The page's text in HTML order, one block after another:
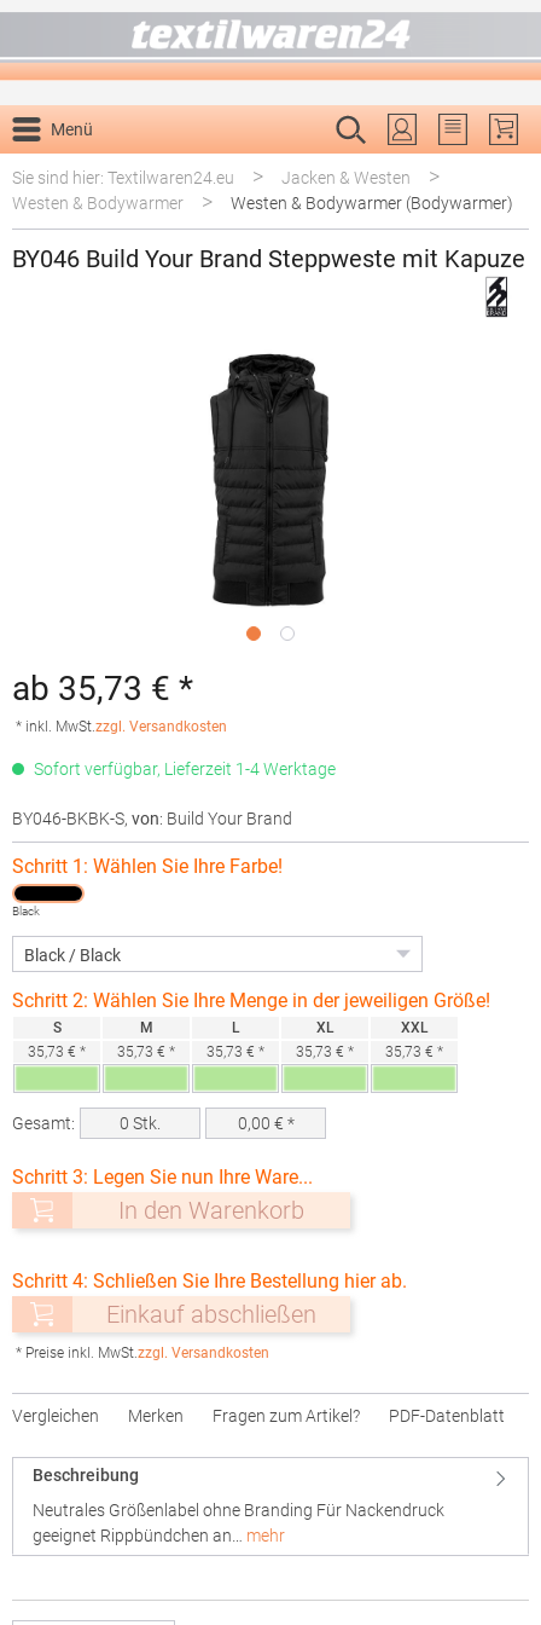
Menü
Du hast 0
Sie sind hier: Textilwaren24.eu
> Jacken & Westen >
Westen & Bodywarmer > Westen & Bodywarmer (Bodywarmer)
BY046 Build Your Brand Steppweste mit Kapuze
ab 35,73 € *
* inkl. MwSt.zzgl. Versandkosten
Sofort verfügbar, Lieferzeit 1-4 Werktage
BY046-BKBK-S, von: Build Your Brand
Schritt 1: Wählen Sie Ihre Farbe!
Black
Schritt 2: Wählen Sie Ihre Menge in der jeweiligen Größe!
S
35,73 € *
M
35,73 € *
L
35,73 € *
XL
35,73 € *
XXL
35,73 € *
Gesamt: 0 Stk. 0,00 € *
Schritt 3: Legen Sie nun Ihre Ware...
In den Warenkorb
Schritt 4: Schließen Sie Ihre Bestellung hier ab.
Einkauf abschließen
* Preise inkl. MwSt.zzgl. Versandkosten
Vergleichen Merken Fragen zum Artikel? PDF-Datenblatt
Beschreibung
Neutrales Größenlabel ohne Branding Für Nackendruck
geeignet Rippbündchen an… mehr